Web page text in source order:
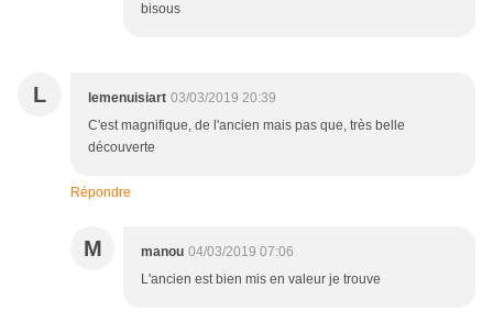
bisous
L lemenuisiart 03/03/2019 20:39
C'est magnifique, de l'ancien mais pas que, très belle
découverte
Répondre
M manou 04/03/2019 07:06
L'ancien est bien mis en valeur je trouve